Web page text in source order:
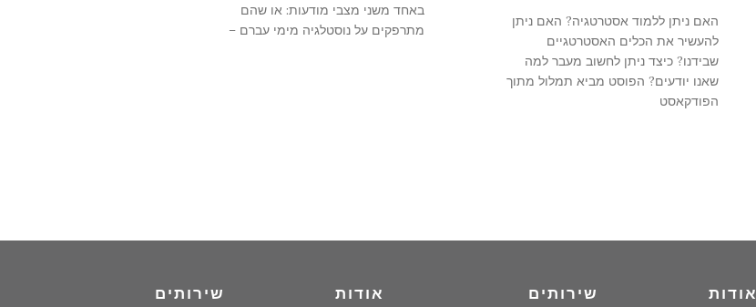
האם ניתן ללמוד אסטרטגיה? האם ניתן
להעשיר את הכלים האסטרטגיים
שבידנו? כיצד ניתן לחשוב מעבר למה
שאנו יודעים? הפוסט מביא תמלול מתוך
הפודקאסט
באחד משני מצבי מודעות: או שהם
מתרפקים על נוסטלגיה מימי עברם –
אודות שירותים אודות שירותים